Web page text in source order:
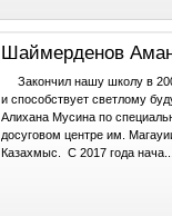
Шаймерденов
Закончил нашу школу в
и способствует светлому
Алихана Мусина по
досуговом центре им.
Казахмыс. С 2017 года нача...